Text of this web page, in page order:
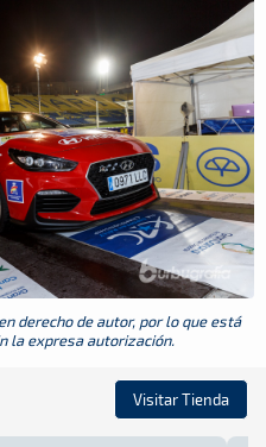
ARCHIVO
derecho de autor, por lo que está
la expresa autorización.
Visitar Tienda